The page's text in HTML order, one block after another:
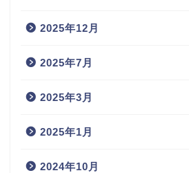
2025年12月
2025年7月
2025年3月
2025年1月
2024年10月